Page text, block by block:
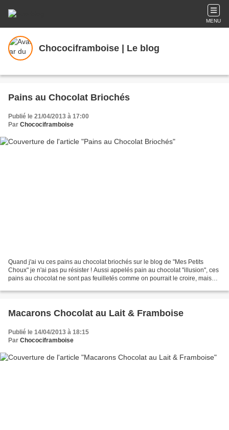
MENU
Chocociframboise | Le blog
Pains au Chocolat Briochés
Publié le 21/04/2013 à 17:00
Par Chocociframboise
Quand j'ai vu ces pains au chocolat briochés sur le blog de "Mes Petits
Choux" je n'ai pas pu résister ! Aussi appelés pain au chocolat "illusion", ces
pains au chocolat ne sont pas feuilletés comme on pourrait le croire, mais
Macarons Chocolat au Lait & Framboise
Publié le 14/04/2013 à 18:15
Par Chocociframboise